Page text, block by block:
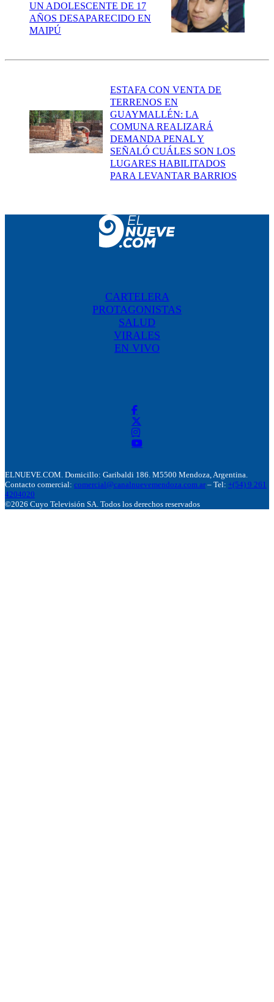
UN ADOLESCENTE DE 17
AÑOS DESAPARECIDO EN
MAIPÚ
ESTAFA CON VENTA DE
TERRENOS EN
GUAYMALLÉN: LA
COMUNA REALIZARÁ
DEMANDA PENAL Y
SEÑALÓ CUÁLES SON LOS
LUGARES HABILITADOS
PARA LEVANTAR BARRIOS
CARTELERA
PROTAGONISTAS
SALUD
VIRALES
EN VIVO
ELNUEVE.COM. Domicillo: Garibaldi 186. M5500 Mendoza, Argentina.
Contacto comercial: comercial@canalnuevemendoza.com.ar – Tel: +(54) 9 261
4204020
©2026 Cuyo Televisión SA. Todos los derechos reservados